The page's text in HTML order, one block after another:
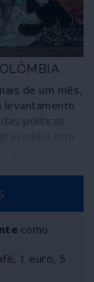
de um mês,
levantamento
políticas
da
montado
armadas
de segurança,
teia de
como
1 euro, 5